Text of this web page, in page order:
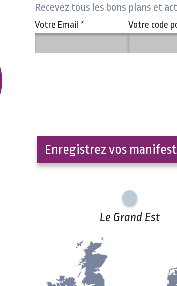
Recevez tous les bons plans et
Votre Email * Votre code
Enregistrez vos
Le Grand Est